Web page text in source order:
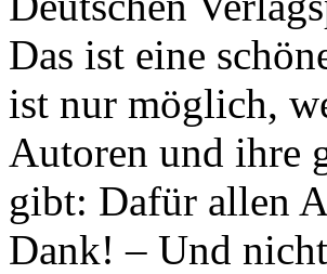
Das ist eine
ist nur möglich,
Autoren und ihre
gibt: Dafür allen
Dank! – Und